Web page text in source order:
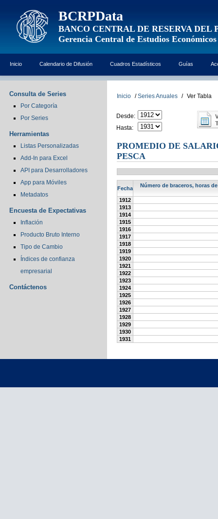
BCRPData
BANCO CENTRAL DE RESERVA DEL
Gerencia Central de Estudios Económicos
Inicio Calendario de Difusión Cuadros Estadísticos Guías
Consulta de Series
Por Categoría
Por Series
Herramientas
Listas Personalizadas
Add-In para Excel
API para Desarrolladores
App para Móviles
Metadatos
Encuesta de Expectativas
Inflación
Producto Bruto Interno
Tipo de Cambio
Índices de confianza
empresarial
Contáctenos
Inicio / Series Anuales / Ver Tabla
Desde:
Hasta:
PROMEDIO DE
PESCA
Fecha Número de braceros, horas
1912
1913
1914
1915
1916
1917
1918
1919
1920
1921
1922
1923
1924
1925
1926
1927
1928
1929
1930
1931